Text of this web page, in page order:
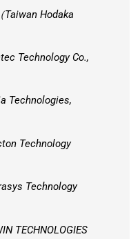
Hodaka
Technology Co.,
Technologies,
Technology
Technology
TECHNOLOGIES